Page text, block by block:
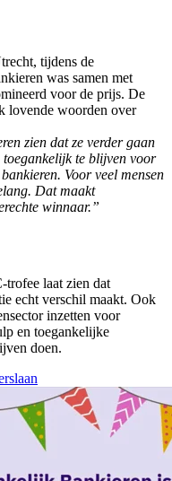
tijdens de
was samen met
voor de prijs. De
lovende woorden over
zien dat ze verder gaan
te blijven voor
Voor veel mensen
Dat maakt
winnaar.”
laat zien dat
echt verschil maakt. Ook
inzetten voor
en toegankelijke
doen.